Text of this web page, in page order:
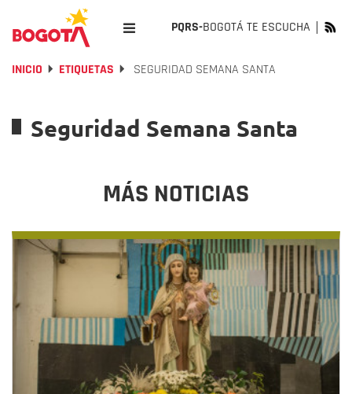
PQRS-BOGOTÁ TE ESCUCHA
INICIO ETIQUETAS SEGURIDAD SEMANA SANTA
Seguridad Semana Santa
MÁS NOTICIAS